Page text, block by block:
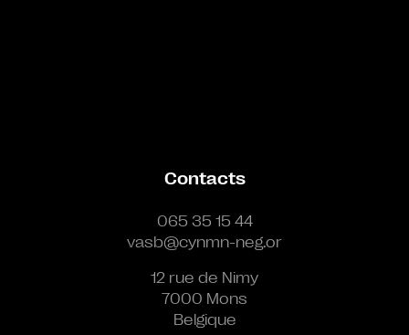
Contacts
065 35 15 44
vasb@cynmn-neg.or
12 rue de Nimy
7000 Mons
Belgique